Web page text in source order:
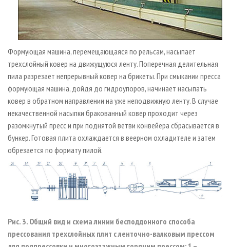
Формующая машина, перемещающаяся по рельсам, насыпает
трехслойный ковер на движущуюся ленту. Поперечная делительная
пила разрезает непрерывный ковер на брикеты. При смыкании пресса
формующая машина, дойдя до гидроупоров, начинает насыпать
ковер в обратном направлении на уже неподвижную ленту. В случае
некачественной насыпки бракованный ковер проходит через
разомкнутый пресс и при поднятой ветви конвейера сбрасывается в
бункер. Готовая плита охлаждается в веерном охладителе и затем
обрезается по формату пилой.
Рис. 3. Общий вид и схема линии бесподдонного способа
прессования трехслойных плит с ленточно-валковым прессом